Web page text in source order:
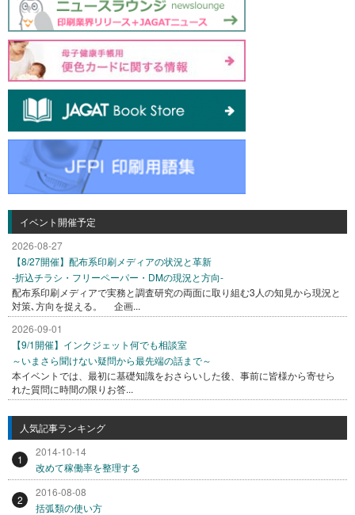
イベント開催予定
2026-08-27
【8/27開催】配布系印刷メディアの状況と革新
-折込チラシ・フリーペーパー・DMの現況と方向-
配布系印刷メディアで実務と調査研究の両面に取り組む3人の知見から現況と
対策､方向を捉える。 企画...
2026-09-01
【9/1開催】インクジェット何でも相談室
～いまさら聞けない疑問から最先端の話まで～
本イベントでは、最初に基礎知識をおさらいした後、事前に皆様から寄せら
れた質問に時間の限りお答...
人気記事ランキング
1
2014-10-14
改めて稼働率を整理する
2
2016-08-08
括弧類の使い方